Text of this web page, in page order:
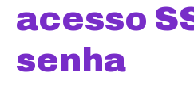
acesso
senha